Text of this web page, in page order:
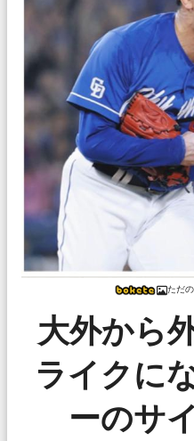
ただ
大外から
ライクに
ーのサ